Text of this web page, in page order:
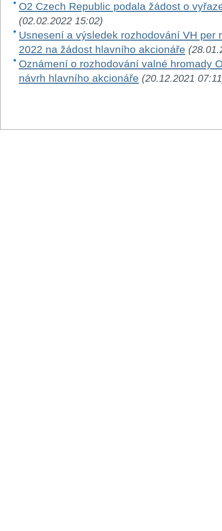
O2 Czech Republic podala žádost o
(02.02.2022 15:02)
Usnesení a výsledek rozhodování VH per
2022 na žádost hlavního akcionáře
Oznámení o rozhodování valné hromady
návrh hlavního akcionáře (20.12.2021